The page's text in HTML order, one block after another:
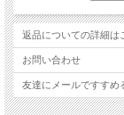
返品についての詳細は
お問い合わせ
友達にメールですすめ